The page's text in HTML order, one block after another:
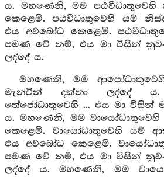
ය. මහණෙනි, මම පඨවීධාතුවෙහි
කෙළෙමි. පඨවීධාතුවෙහි යම්
එය අවබෝධ කෙළෙමි.
පමණ වේ නම්, එය මා විසින්
ලද්දේ ය.
මහණෙනි, මම
මැනවින් දක්නා ලද්දේ
තේජෝධාතුවෙහි ... එය මා විසින්
ය. මහණෙනි, මම වායෝධාතුවෙහි
කෙළෙමි. වායෝධාතුවෙහි යම්
එය අවබෝධ කෙළෙමි.
පමණ වේ නම්, එය මා විසින්
ලද්දේ ය. මහණෙනි, මම